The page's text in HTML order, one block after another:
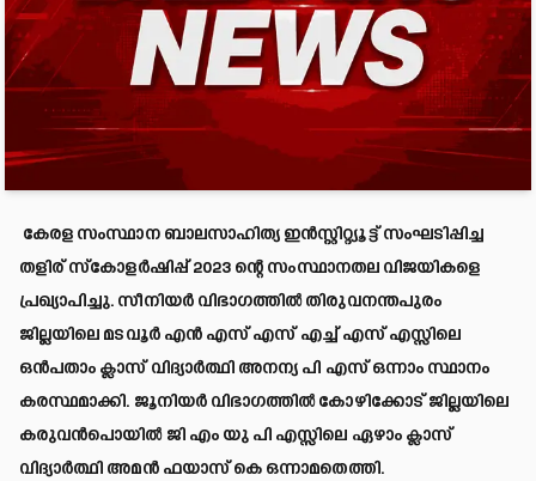
കേരള സംസ്ഥാന ബാലസാഹിത്യ ഇൻസ്റ്റിറ്റ്യൂട്ട് സംഘടിപ്പിച്ച
തളിര് സ്‌കോളർഷിപ്പ് 2023 ന്റെ സംസ്ഥാനതല വിജയികളെ
പ്രഖ്യാപിച്ചു. സീനിയർ വിഭാഗത്തിൽ തിരുവനന്തപുരം
ജില്ലയിലെ മടവൂർ എൻ എസ് എസ് എച്ച് എസ് എസ്സിലെ
ഒൻപതാം ക്ലാസ് വിദ്യാർത്ഥി അനന്യ പി എസ് ഒന്നാം സ്ഥാനം
കരസ്ഥമാക്കി. ജൂനിയർ വിഭാഗത്തിൽ കോഴിക്കോട് ജില്ലയിലെ
കരുവൻപൊയിൽ ജി എം യു പി എസ്സിലെ ഏഴാം ക്ലാസ്
വിദ്യാർത്ഥി അമൻ ഫയാസ് കെ ഒന്നാമതെത്തി.